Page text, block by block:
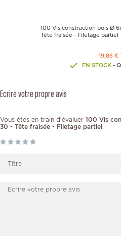
100 Vis construction bois Ø
Tête fraisée - Filetage partiel
19,85 €
EN STOCK -
Ecrire votre propre avis
Vous êtes en train d’évaluer 100 Vis
30 - Tête fraisée - Filetage partiel